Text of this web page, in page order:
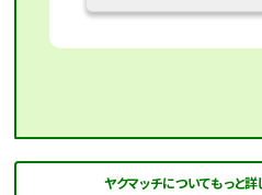
ヤクマッチについてもっと